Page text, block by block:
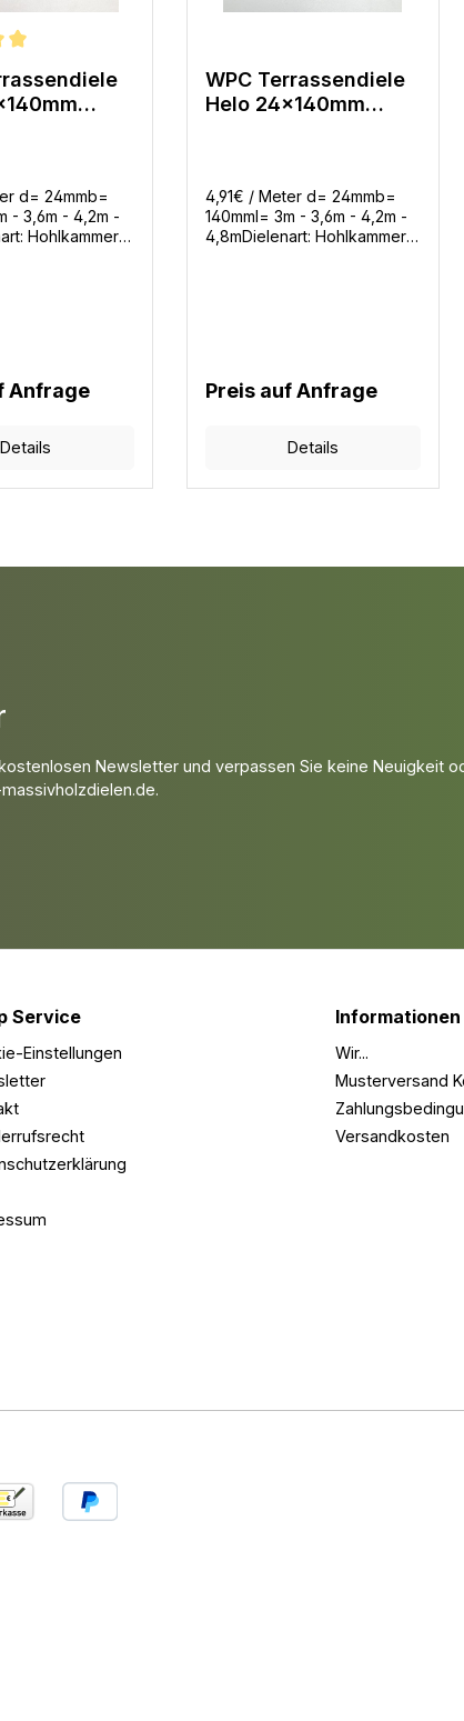
d= 24mmb=
- 3,6m - 4,2m -
Hohlkammer
Anfrage
Details
WPC Terrassendiele
Helo 24x140mm
4,91€ / Meter d= 24mmb=
140mml= 3m - 3,6m - 4,2m -
4,8mDielenart: Hohlkammer
Preis auf Anfrage
Details
Newsletter und verpassen Sie keine Neuigkeit
Service
Einstellungen
Informationen
Wir...
Musterversand
Versandkosten